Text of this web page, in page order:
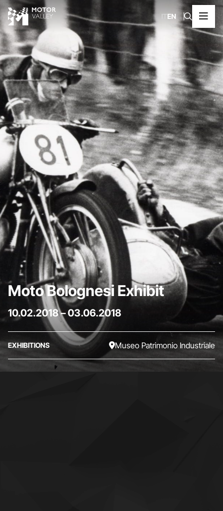
ITEN
Moto Bolognesi Exhibit
10.02.2018–03.06.2018
EXHIBITIONS Museo Patrimonio Industriale